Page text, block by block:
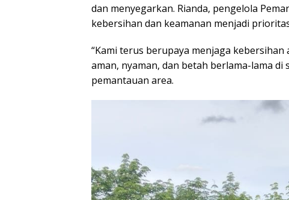
dan menyegarkan. Rianda, pengelola
kebersihan dan keamanan menjadi
“Kami terus berupaya menjaga
aman, nyaman, dan betah berlama-lama di
pemantauan area.